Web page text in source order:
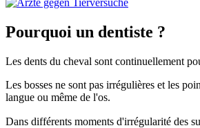
Pourquoi un dentiste ?
Les dents du cheval sont continuellement
Les bosses ne sont pas irrégulières et les
langue ou même de l'os.
Dans différents moments d'irrégularité des